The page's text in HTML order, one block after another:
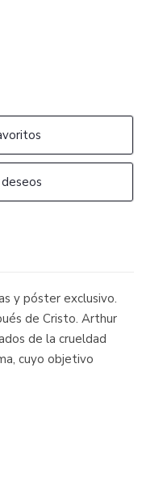
y póster exclusivo.
de Cristo. Arthur
de la crueldad
cuyo objetivo